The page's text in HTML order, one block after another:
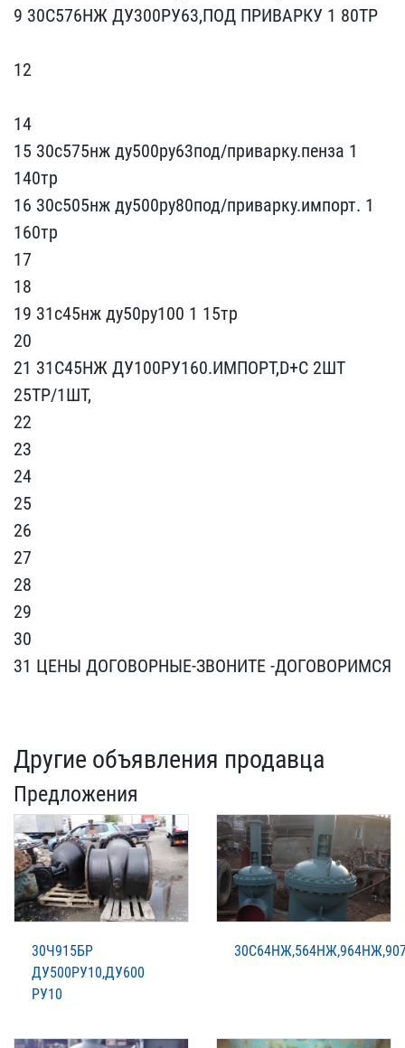
9 30С576НЖ ДУ300РУ63,ПО​Д ПРИВАРКУ 1 80ТР
12
14
15 3​0с575нж ду500ру63под/при​варку.пенза 1
140тр
16 3​0с505нж ду500ру80под/при​варку.импорт. 1
160тр
17​
18
19 31с45нж ду50р​у100 1 15тр
20
21 31С45​НЖ ДУ100РУ160.ИМПОРТ,D+C​ 2ШТ
25ТР/1ШТ,
22
23
2​4
25
26
27
28
29 ​
30
31 ЦЕНЫ ДОГОВ​ОРНЫЕ-ЗВОНИТЕ -ДОГОВОРИМ​СЯ
Другие объявления продавца
Предложения
30Ч915БР
ДУ500РУ10,ДУ600
РУ10